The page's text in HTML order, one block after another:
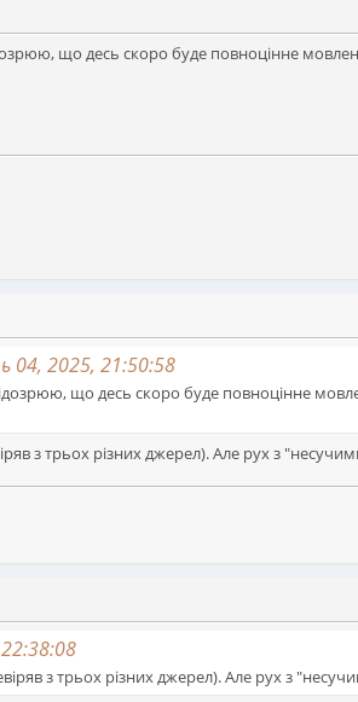
що десь скоро буде повноцінне
04, 2025, 21:50:58
що десь скоро буде повноцінне
з трьох різних джерел). Але рух з
з трьох різних джерел). Але рух з